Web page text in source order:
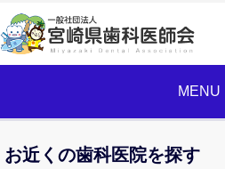
MENU
お近くの歯科医院を探す